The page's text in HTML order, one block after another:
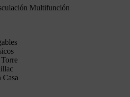
Multifunción
Casa